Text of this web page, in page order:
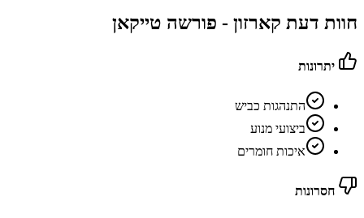
חוות דעת קארזון - פורשה טייקאן
יתרונות
התנהגות כביש
ביצועי מנוע
איכות חומרים
חסרונות